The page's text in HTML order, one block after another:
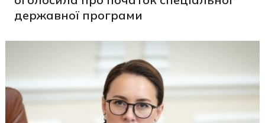
державної програми